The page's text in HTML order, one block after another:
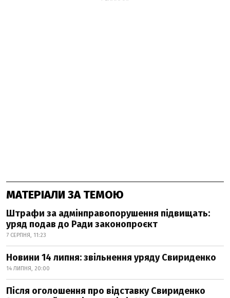
МАТЕРІАЛИ ЗА ТЕМОЮ
Штрафи за адмінправопорушення підвищать:
уряд подав до Ради законопроєкт
7 СЕРПНЯ, 11:23
Новини 14 липня: звільнення уряду Свириденко
14 ЛИПНЯ, 20:00
Після оголошення про відставку Свириденко